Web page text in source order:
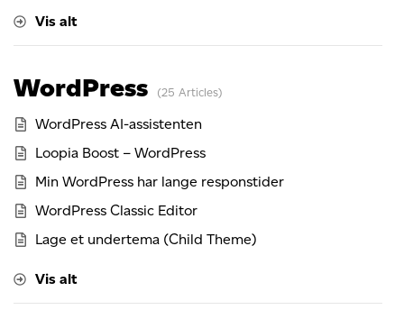
Vis alt
WordPress 25 Articles
WordPress AI-assistenten
Loopia Boost – WordPress
Min WordPress har lange responstider
WordPress Classic Editor
Lage et undertema (Child Theme)
Vis alt